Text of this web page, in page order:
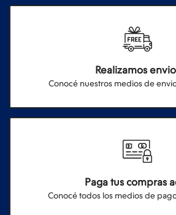
Realizamos
Conocé nuestros medios de
Paga tus compras
Conocé todos los medios de